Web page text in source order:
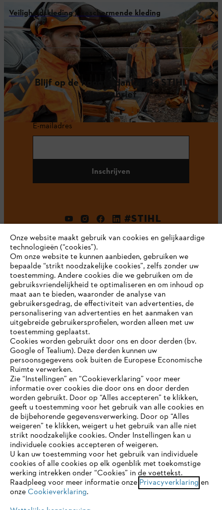
Veiligheidskleding / beschermende kleding
Blijf op de hoogte dankzij de STIHL
nieuwsbrief
E-mailadres
Inschrijven
#STIHL
Bedrijf
STIHL FAQ
Contact
Gegevensbescherming Impressum
Cookie-informatie Juridische informatie
ANDREAS STIHL NV, Veurtstraat 117, 2870
België/Belgique
JE BROWSER WORDT NIET
ONDERSTEUND
Je gebruikt een browser die we nog niet ondersteunen. Om
onze website optimaal te kunnen gebruiken, raden we aan dat
je overschakelt op één van de volgende browsers:
firefox
Onze website maakt gebruik van cookies en gelijkaardige
technologieën (“cookies”).
Om onze website te kunnen aanbieden, gebruiken we
bepaalde “strikt noodzakelijke cookies”, zelfs zonder uw
toestemming. Andere cookies die we gebruiken om de
gebruiksvriendelijkheid te optimaliseren en om inhoud op
maat aan te bieden, waaronder de analyse van
gebruikersgedrag, de effectiviteit van advertenties, de
personalisering van advertenties en het aanmaken van
uitgebreide gebruikersprofielen, worden alleen met uw
toestemming geplaatst.
Cookies worden gebruikt door ons en door derden (bv.
Google of Tealium). Deze derden kunnen uw
persoonsgegevens ook buiten de Europese Economische
Ruimte verwerken.
Zie “Instellingen” en “Cookieverklaring” voor meer
informatie over cookies die door ons en door derden
worden gebruikt. Door op “Alles accepteren” te klikken,
geeft u toestemming voor het gebruik van alle cookies en
de bijbehorende gegevensverwerking. Door op “Alles
weigeren” te klikken, weigert u het gebruik van alle niet
strikt noodzakelijke cookies. Onder Instellingen kan u
individuele cookies accepteren of weigeren.
U kan uw toestemming voor het gebruik van individuele
cookies of alle cookies op elk ogenblik met toekomstige
werking intrekken onder “Cookies” in de voettekst.
Raadpleeg voor meer informatie onze Privacyverklaring en
onze Cookieverklaring.